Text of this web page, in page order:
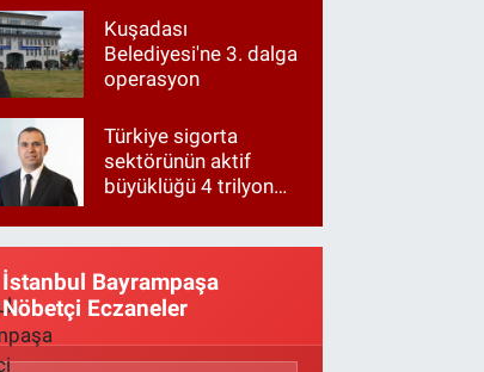
Kuşadası
Belediyesi'ne 3. dalga
operasyon
Türkiye sigorta
sektörünün aktif
büyüklüğü 4 trilyon
İstanbul Bayrampaşa
Nöbetçi Eczaneler